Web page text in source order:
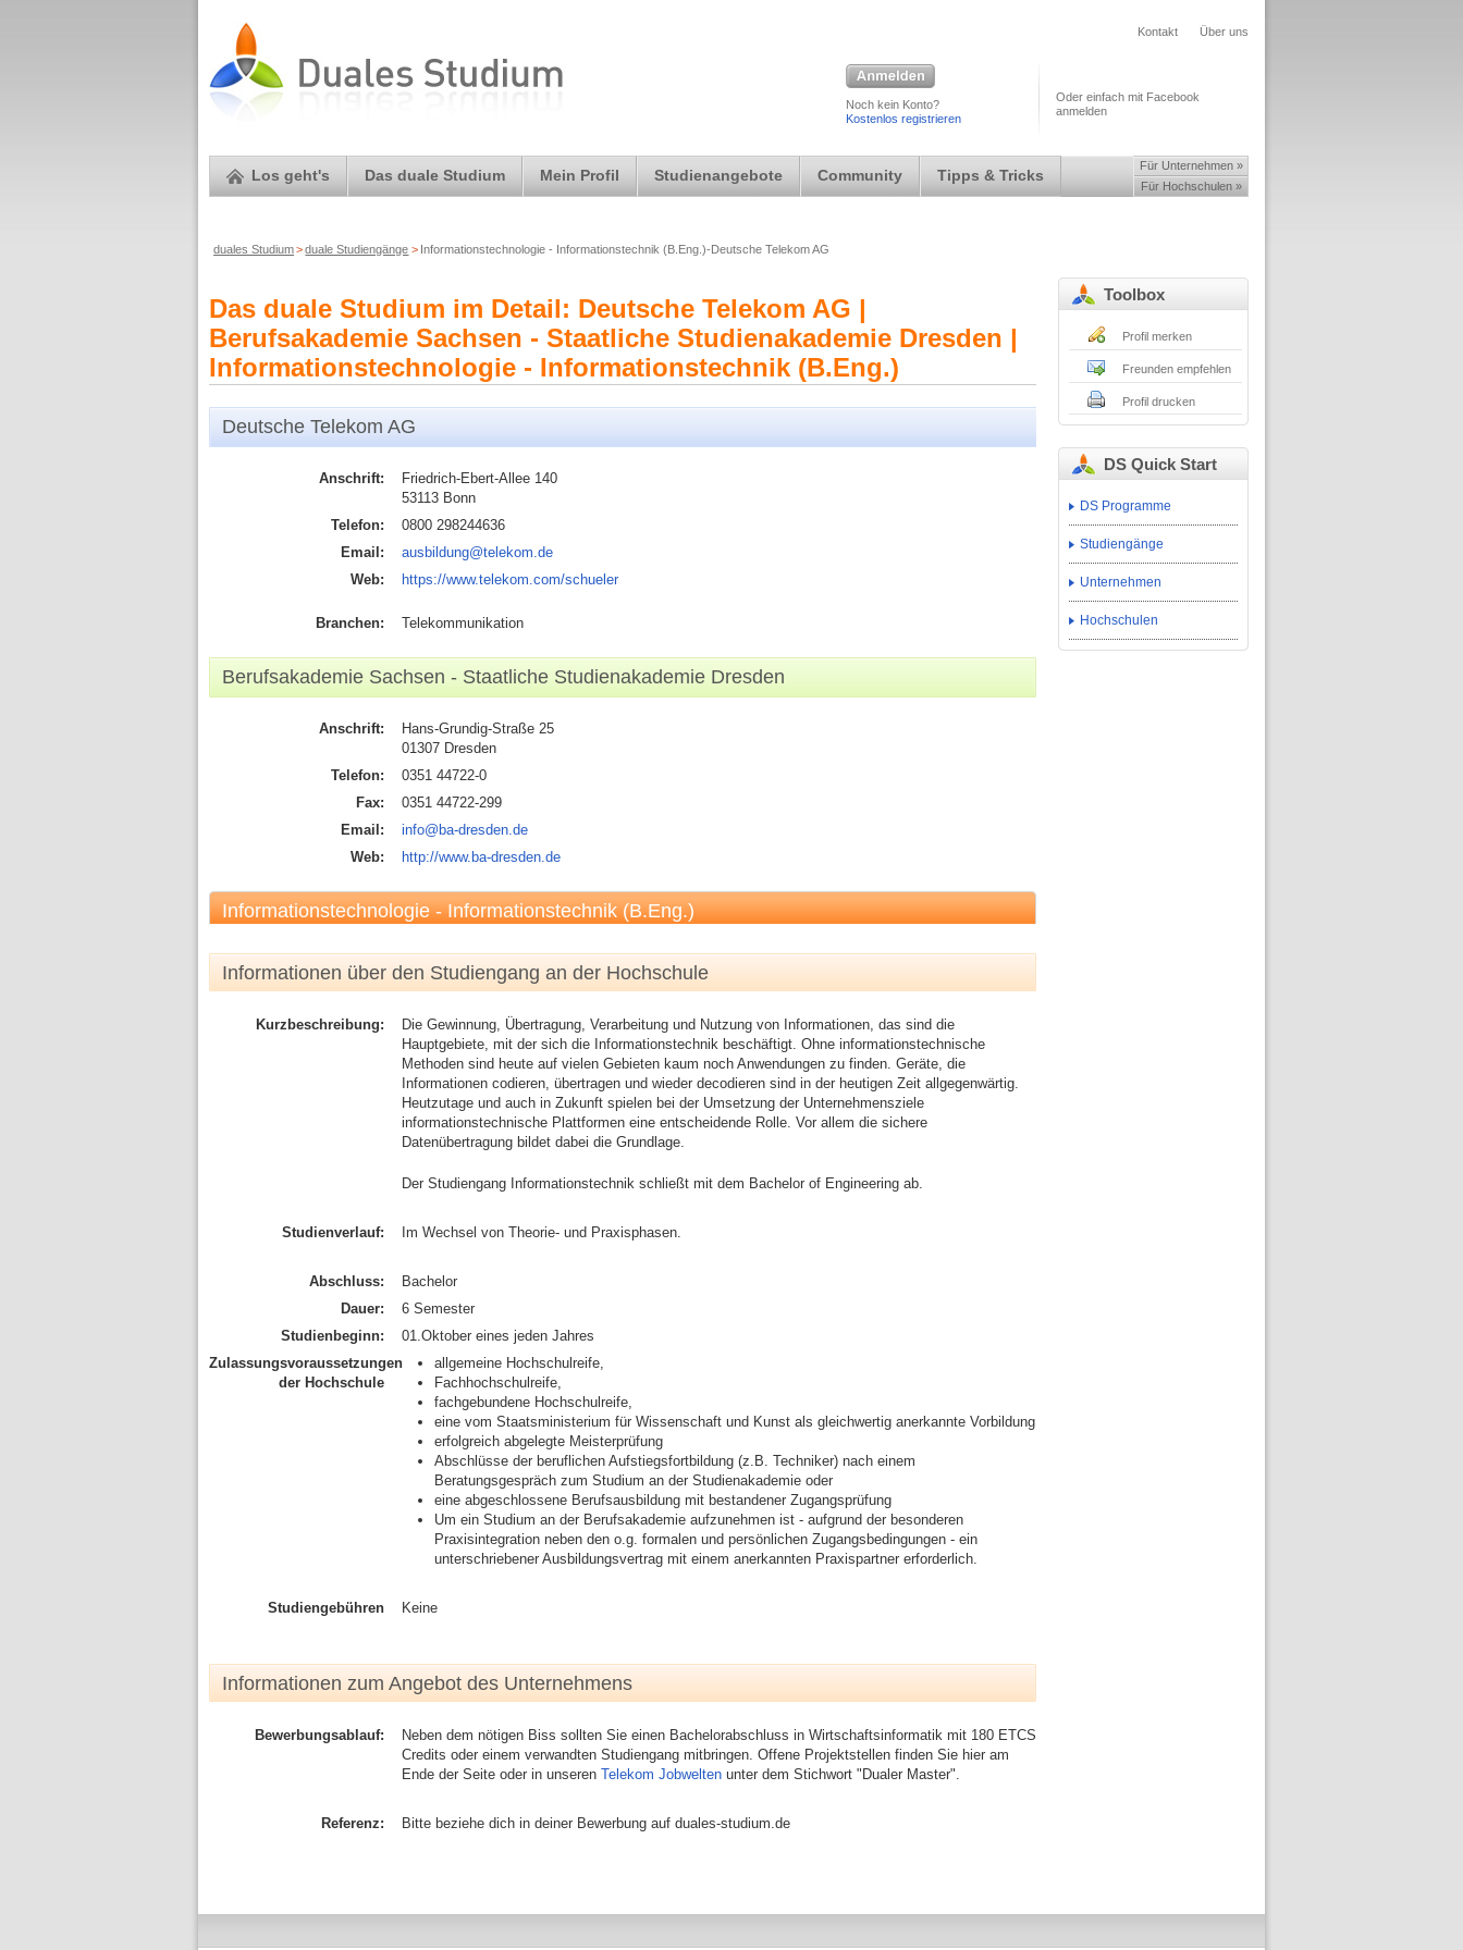
Kontakt Über uns
Noch kein Konto?
Kostenlos registrieren
Oder einfach mit Facebook
anmelden
Los geht's Das duale Studium Mein Profil Studienangebote Community Tipps & Tricks
Für Unternehmen »
Für Hochschulen »
duales Studium> duale Studiengänge > Informationstechnologie - Informationstechnik (B.Eng.)-Deutsche Telekom AG
Das duale Studium im Detail: Deutsche Telekom AG |
Berufsakademie Sachsen - Staatliche Studienakademie Dresden |
Informationstechnologie - Informationstechnik (B.Eng.)
Deutsche Telekom AG
Anschrift:
Friedrich-Ebert-Allee 140
53113 Bonn
Telefon:
0800 298244636
Email:
ausbildung@telekom.de
Web:
https://www.telekom.com/schueler
Branchen: Telekommunikation
Berufsakademie Sachsen - Staatliche Studienakademie Dresden
Anschrift:
Hans-Grundig-Straße 25
01307 Dresden
Telefon:
0351 44722-0
Fax:
0351 44722-299
Email:
info@ba-dresden.de
Web:
http://www.ba-dresden.de
Informationstechnologie - Informationstechnik (B.Eng.)
Informationen über den Studiengang an der Hochschule
Kurzbeschreibung:
Die Gewinnung, Übertragung, Verarbeitung und Nutzung von Informationen, das sind die
Hauptgebiete, mit der sich die Informationstechnik beschäftigt. Ohne informationstechnische
Methoden sind heute auf vielen Gebieten kaum noch Anwendungen zu finden. Geräte, die
Informationen codieren, übertragen und wieder decodieren sind in der heutigen Zeit allgegenwärtig.
Heutzutage und auch in Zukunft spielen bei der Umsetzung der Unternehmensziele
informationstechnische Plattformen eine entscheidende Rolle. Vor allem die sichere
Datenübertragung bildet dabei die Grundlage.
Der Studiengang Informationstechnik schließt mit dem Bachelor of Engineering ab.
Studienverlauf: Im Wechsel von Theorie- und Praxisphasen.
Abschluss:
Bachelor
Dauer:
6 Semester
Studienbeginn:
01.Oktober eines jeden Jahres
Zulassungsvoraussetzungen
der Hochschule
allgemeine Hochschulreife,
Fachhochschulreife,
fachgebundene Hochschulreife,
eine vom Staatsministerium für Wissenschaft und Kunst als gleichwertig anerkannte Vorbildung
erfolgreich abgelegte Meisterprüfung
Abschlüsse der beruflichen Aufstiegsfortbildung (z.B. Techniker) nach einem
Beratungsgespräch zum Studium an der Studienakademie oder
eine abgeschlossene Berufsausbildung mit bestandener Zugangsprüfung
Um ein Studium an der Berufsakademie aufzunehmen ist - aufgrund der besonderen
Praxisintegration neben den o.g. formalen und persönlichen Zugangsbedingungen - ein
unterschriebener Ausbildungsvertrag mit einem anerkannten Praxispartner erforderlich.
Studiengebühren Keine
Informationen zum Angebot des Unternehmens
Bewerbungsablauf:
Neben dem nötigen Biss sollten Sie einen Bachelorabschluss in Wirtschaftsinformatik mit 180 ETCS
Credits oder einem verwandten Studiengang mitbringen. Offene Projektstellen finden Sie hier am
Ende der Seite oder in unseren Telekom Jobwelten unter dem Stichwort "Dualer Master".
Referenz: Bitte beziehe dich in deiner Bewerbung auf duales-studium.de
Toolbox
Profil merken
Freunden empfehlen
Profil drucken
DS Quick Start
DS Programme
Studiengänge
Unternehmen
Hochschulen